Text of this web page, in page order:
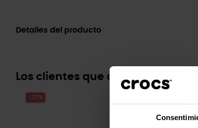
Detalles del producto
Los clientes que compraron
-20%